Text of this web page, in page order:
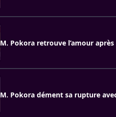
M. Pokora retrouve l’amour
M. Pokora dément sa rupture